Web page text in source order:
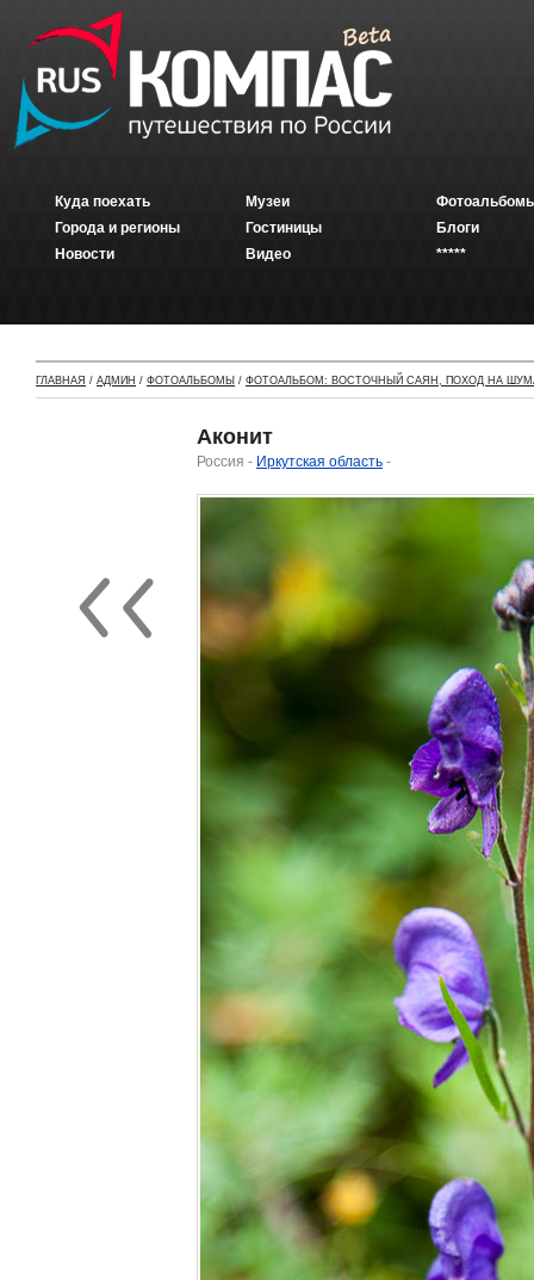
Куда поехать
Города и регионы
Новости
Музеи
Гостиницы
Видео
Блоги
*****
ГЛАВНАЯ / АДМИН / ФОТОАЛЬБОМЫ / ФОТОАЛЬБОМ: ВОСТОЧНЫЙ САЯН, ПОХОД НА
Аконит
Россия - Иркутская область -